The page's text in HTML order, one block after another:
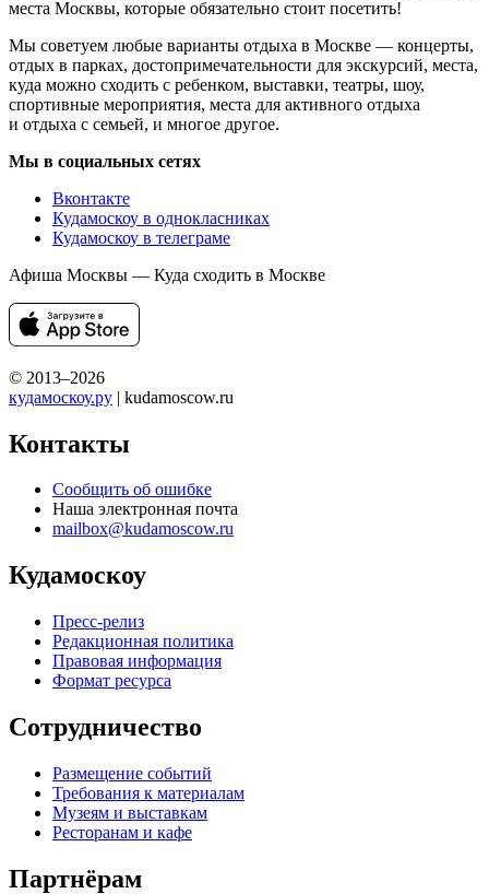
места Москвы, которые обязательно стоит посетить!
Мы советуем любые варианты отдыха в Москве — концерты,
отдых в парках, достопримечательности для экскурсий, места,
куда можно сходить с ребенком, выставки, театры, шоу,
спортивные мероприятия, места для активного отдыха
и отдыха с семьей, и многое другое.
Мы в социальных сетях
Вконтакте
Кудамоскоу в однокласниках
Кудамоскоу в телеграме
Афиша Москвы — Куда сходить в Москве
© 2013–2026
кудамоскоу.ру | kudamoscow.ru
Контакты
Сообщить об ошибке
Наша электронная почта
mailbox@kudamoscow.ru
Кудамоскоу
Пресс-релиз
Редакционная политика
Правовая информация
Формат ресурса
Сотрудничество
Размещение событий
Требования к материалам
Музеям и выставкам
Ресторанам и кафе
Партнёрам